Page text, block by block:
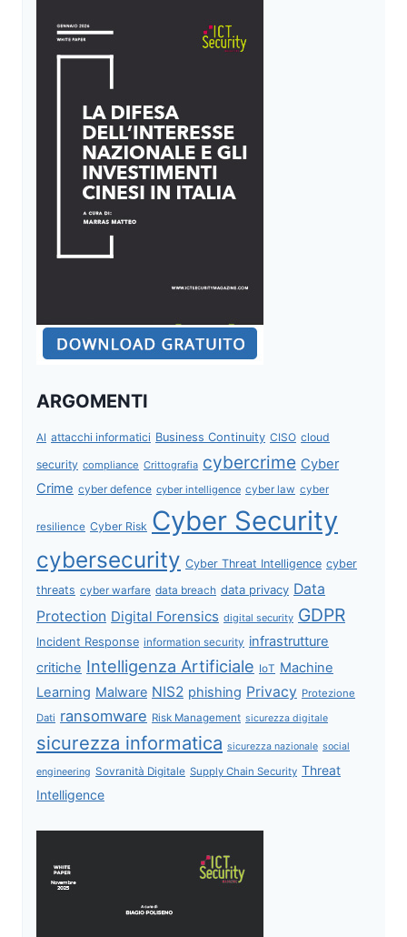
ARGOMENTI
AI attacchi informatici Business Continuity CISO cloud
security compliance Crittografia cybercrime Cyber
Crime cyber defence cyber intelligence cyber law cyber
resilience Cyber Risk Cyber Security
cybersecurity Cyber Threat Intelligence cyber
threats cyber warfare data breach data privacy Data
Protection Digital Forensics digital security GDPR
Incident Response information security infrastrutture
critiche Intelligenza Artificiale IoT Machine
Learning Malware NIS2 phishing Privacy Protezione
Dati ransomware Risk Management sicurezza digitale
sicurezza informatica sicurezza nazionale social
engineering Sovranità Digitale Supply Chain Security Threat
Intelligence